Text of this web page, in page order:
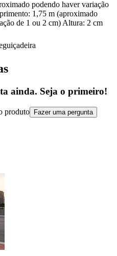
podendo haver variação
1,75 m (aproximado
de 1 ou 2 cm) Altura: 2 cm
ainda. Seja o primeiro!
produto Fazer uma pergunta